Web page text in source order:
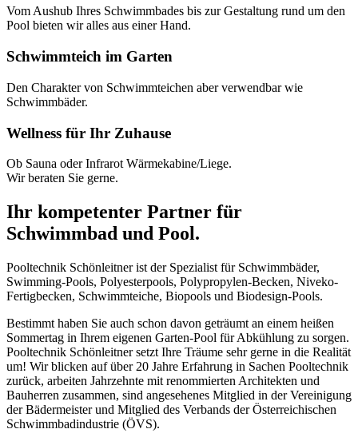
Vom Aushub Ihres Schwimmbades bis zur Gestaltung rund um den
Pool bieten wir alles aus einer Hand.
Schwimmteich im Garten
Den Charakter von Schwimmteichen aber verwendbar wie
Schwimmbäder.
Wellness für Ihr Zuhause
Ob Sauna oder Infrarot Wärmekabine/Liege.
Wir beraten Sie gerne.
Ihr kompetenter Partner für
Schwimmbad und Pool.
Pooltechnik Schönleitner ist der Spezialist für Schwimmbäder,
Swimming-Pools, Polyesterpools, Polypropylen-Becken, Niveko-
Fertigbecken, Schwimmteiche, Biopools und Biodesign-Pools.
Bestimmt haben Sie auch schon davon geträumt an einem heißen
Sommertag in Ihrem eigenen Garten-Pool für Abkühlung zu sorgen.
Pooltechnik Schönleitner setzt Ihre Träume sehr gerne in die Realität
um! Wir blicken auf über 20 Jahre Erfahrung in Sachen Pooltechnik
zurück, arbeiten Jahrzehnte mit renommierten Architekten und
Bauherren zusammen, sind angesehenes Mitglied in der Vereinigung
der Bädermeister und Mitglied des Verbands der Österreichischen
Schwimmbadindustrie (ÖVS).